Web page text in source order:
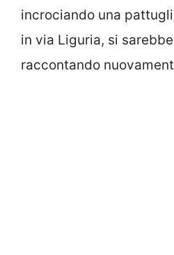
incrociando una
in via Liguria, si
raccontando